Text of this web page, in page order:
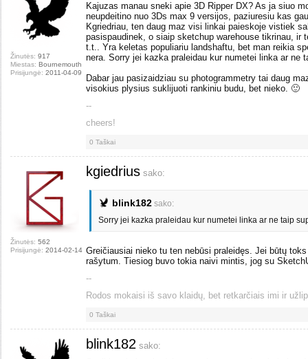
Žinutės: 917
Miestas: Bournemouth
Prisijungė: 2011-04-09
Kajuzas manau sneki apie 3D Ripper DX? As ja siuo
neupdeitino nuo 3Ds max 9 versijos, paziuresiu kas
Kgriedriau, ten daug maz visi linkai paieskoje vistiek
pasispaudinek, o siaip sketchup warehouse tikrinau, ir
t.t.. Yra keletas populiariu landshaftu, bet man reikia
nera. Sorry jei kazka praleidau kur numetei linka ar ne
Dabar jau pasizaidziau su photogrammetry tai daug
visokius plysius suklijuoti rankiniu budu, bet nieko. 🙂
--
cheers!
0 Taškai
Žinutės: 562
Prisijungė: 2014-02-14
kgiedrius sako:
blink182 sako:
Sorry jei kazka praleidau kur numetei linka ar ne taip
Greičiausiai nieko tu ten nebūsi praleidęs. Jei būtų
rašytum. Tiesiog buvo tokia naivi mintis, jog su
--
Rodos mokaisi iš savo klaidų, bet retkarčiais imi ir
0 Taškai
blink182 sako: